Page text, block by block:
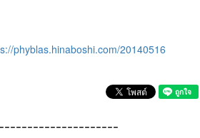
phyblas.hinaboshi.com/20140516